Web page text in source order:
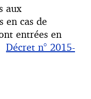
aux
en cas de
entrées en
Décret n° 2015-